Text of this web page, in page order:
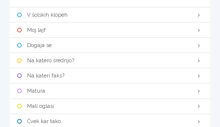
V šolskih klopeh
Moj lajf
Dogaja se
Na katero srednjo?
Na kateri faks?
Matura
Mali oglasi
Čvek kar tako